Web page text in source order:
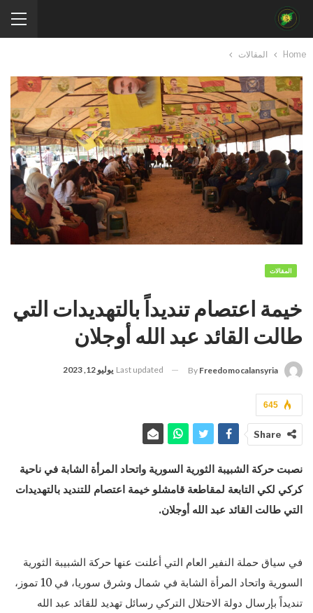
Home المقالات
المقالات
​​​​​​​خيمة اعتصام تنديداً بالتهديدات التي
طالت القائد عبد الله أوجلان
By Freedomocalansyria
Last updated يوليو 12, 2023
645
Share
نصبت حركة الشبيبة الثورية السورية واتحاد المرأة الشابة في ناحية
كركي لكي التابعة لمقاطعة قامشلو خيمة اعتصام للتنديد بالتهديدات
التي طالت القائد عبد الله أوجلان.
في سياق حملة النفير العام التي أعلنت عنها حركة الشبيبة الثورية
السورية واتحاد المرأة الشابة في شمال وشرق سوريا، في 10 تموز،
تنديداً بإرسال دولة الاحتلال التركي رسائل تهديد للقائد عبد الله